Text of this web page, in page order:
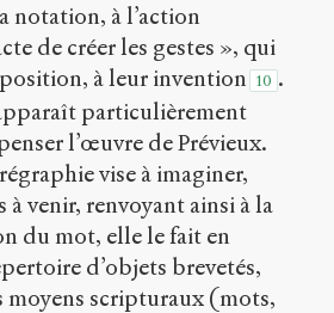
notation, à l’action
de créer les gestes », qui
à leur invention 10 .
particulièrement
l’œuvre de Prévieux.
vise à imaginer,
à venir, renvoyant ainsi à la
du mot, elle le fait en
d’objets brevetés,
moyens scripturaux (mots,